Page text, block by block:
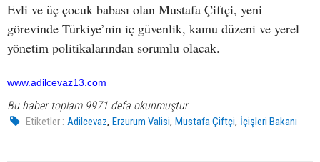
Evli ve üç çocuk babası olan Mustafa Çiftçi, yeni
görevinde Türkiye’nin iç güvenlik, kamu düzeni ve yerel
yönetim politikalarından sorumlu olacak.
www.adilcevaz13.com
Bu haber toplam 9971 defa okunmuştur
Etiketler : Adilcevaz,Erzurum Valisi,Mustafa Çiftçi, İçişleri Bakanı